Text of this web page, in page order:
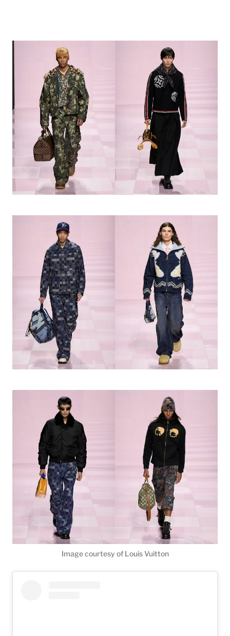
Image courtesy of Louis Vuitton